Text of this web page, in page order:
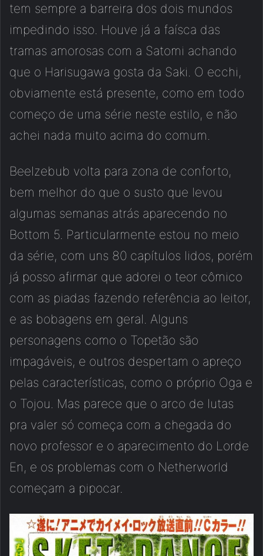
tem sempre a barreira dos dois mundos
impedindo isso. Houve já a faísca das
tramas amorosas com a Satomi achando
que o Harisugawa gosta da Saki. O ecchi,
obviamente está presente, como em todo
começo de uma série neste estilo, e não
achei nada muito acima do comum.
Beelzebub volta para zona de conforto,
bem melhor do que o susto que levou
algumas semanas atrás aparecendo no
Bottom 5. Particularmente estou no meio
da série, com uns 80 capítulos lidos, porém
já posso afirmar que adorei o teor cômico
com as piadas fazendo referência ao leitor,
e as bobagens em geral. Alguns
personagens como o Topetão são
impagáveis, e outros despertam o apreço
pelas características, como o próprio Oga e
o Tojou. Mas parece que o arco de lutas
pra valer só começa com a chegada do
novo professor e o aparecimento do Lorde
En, e os problemas com o Netherworld
começam a pipocar.